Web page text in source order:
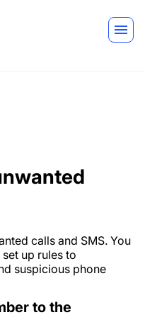
calls and SMS. You
up rules to
suspicious phone
to the